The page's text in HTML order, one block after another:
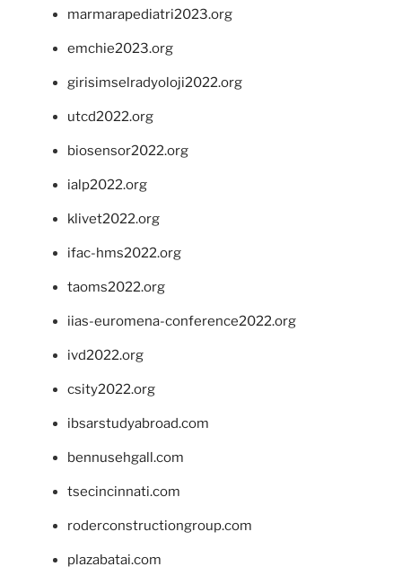
marmarapediatri2023.org
emchie2023.org
girisimselradyoloji2022.org
utcd2022.org
biosensor2022.org
ialp2022.org
klivet2022.org
ifac-hms2022.org
taoms2022.org
iias-euromena-conference2022.org
ivd2022.org
csity2022.org
ibsarstudyabroad.com
bennusehgall.com
tsecincinnati.com
roderconstructiongroup.com
plazabatai.com